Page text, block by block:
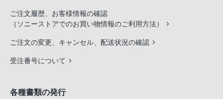
ご注文履歴、お客様情報の確認
（ソニーストアでのお買い物情報のご利用方法）
ご注文の変更、キャンセル、配送状況の確認
受注番号について
各種書類の発行